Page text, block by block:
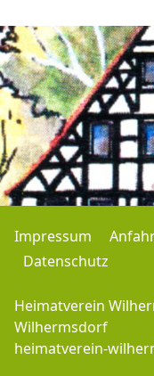
Impressum
Datenschutz
Heimatverein
Wilhermsdorf
heimatverein-